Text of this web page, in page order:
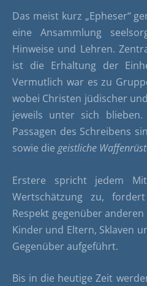
Das meist kurz „Epheser“
eine Ansammlung
Hinweise und Lehren.
ist die Erhaltung der
Vermutlich war es zu
wobei Christen jüdischer
jeweils unter sich
Passagen des Schreibens
sowie die geistliche
Erstere spricht jedem
Wertschätzung zu,
Respekt gegenüber
Kinder und Eltern, Sklaven
Gegenüber aufgeführt.
Bis in die heutige Zeit